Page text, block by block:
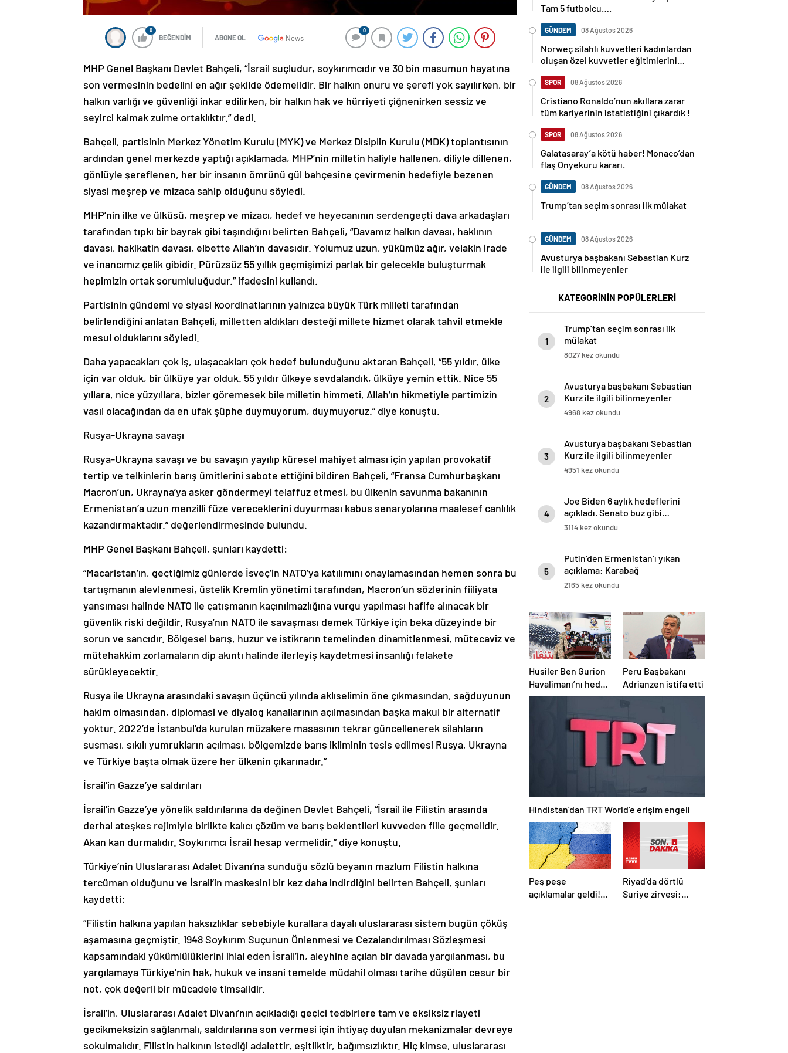
0
BEĞENDİM ABONE OL News
0
MHP Genel Başkanı Devlet Bahçeli, “İsrail suçludur, soykırımcıdır ve 30 bin masumun hayatına
son vermesinin bedelini en ağır şekilde ödemelidir. Bir halkın onuru ve şerefi yok sayılırken, bir
halkın varlığı ve güvenliği inkar edilirken, bir halkın hak ve hürriyeti çiğnenirken sessiz ve
seyirci kalmak zulme ortaklıktır.” dedi.
Bahçeli, partisinin Merkez Yönetim Kurulu (MYK) ve Merkez Disiplin Kurulu (MDK) toplantısının
ardından genel merkezde yaptığı açıklamada, MHP’nin milletin haliyle hallenen, diliyle dillenen,
gönlüyle şereflenen, her bir insanın ömrünü gül bahçesine çevirmenin hedefiyle bezenen
siyasi meşrep ve mizaca sahip olduğunu söyledi.
MHP’nin ilke ve ülküsü, meşrep ve mizacı, hedef ve heyecanının serdengeçti dava arkadaşları
tarafından tıpkı bir bayrak gibi taşındığını belirten Bahçeli, “Davamız halkın davası, haklının
davası, hakikatin davası, elbette Allah’ın davasıdır. Yolumuz uzun, yükümüz ağır, velakin irade
ve inancımız çelik gibidir. Pürüzsüz 55 yıllık geçmişimizi parlak bir gelecekle buluşturmak
hepimizin ortak sorumluluğudur.” ifadesini kullandı.
Partisinin gündemi ve siyasi koordinatlarının yalnızca büyük Türk milleti tarafından
belirlendiğini anlatan Bahçeli, milletten aldıkları desteği millete hizmet olarak tahvil etmekle
mesul olduklarını söyledi.
Daha yapacakları çok iş, ulaşacakları çok hedef bulunduğunu aktaran Bahçeli, “55 yıldır, ülke
için var olduk, bir ülküye yar olduk. 55 yıldır ülkeye sevdalandık, ülküye yemin ettik. Nice 55
yıllara, nice yüzyıllara, bizler göremesek bile milletin himmeti, Allah’ın hikmetiyle partimizin
vasıl olacağından da en ufak şüphe duymuyorum, duymuyoruz.” diye konuştu.
Rusya-Ukrayna savaşı
Rusya-Ukrayna savaşı ve bu savaşın yayılıp küresel mahiyet alması için yapılan provokatif
tertip ve telkinlerin barış ümitlerini sabote ettiğini bildiren Bahçeli, “Fransa Cumhurbaşkanı
Macron’un, Ukrayna’ya asker göndermeyi telaffuz etmesi, bu ülkenin savunma bakanının
Ermenistan’a uzun menzilli füze vereceklerini duyurması kabus senaryolarına maalesef canlılık
kazandırmaktadır.” değerlendirmesinde bulundu.
MHP Genel Başkanı Bahçeli, şunları kaydetti:
“Macaristan’ın, geçtiğimiz günlerde İsveç’in NATO’ya katılımını onaylamasından hemen sonra bu
tartışmanın alevlenmesi, üstelik Kremlin yönetimi tarafından, Macron’un sözlerinin fiiliyata
yansıması halinde NATO ile çatışmanın kaçınılmazlığına vurgu yapılması hafife alınacak bir
güvenlik riski değildir. Rusya’nın NATO ile savaşması demek Türkiye için beka düzeyinde bir
sorun ve sancıdır. Bölgesel barış, huzur ve istikrarın temelinden dinamitlenmesi, mütecaviz ve
mütehakkim zorlamaların dip akıntı halinde ilerleyiş kaydetmesi insanlığı felakete
sürükleyecektir.
Rusya ile Ukrayna arasındaki savaşın üçüncü yılında aklıselimin öne çıkmasından, sağduyunun
hakim olmasından, diplomasi ve diyalog kanallarının açılmasından başka makul bir alternatif
yoktur. 2022’de İstanbul’da kurulan müzakere masasının tekrar güncellenerek silahların
susması, sıkılı yumrukların açılması, bölgemizde barış ikliminin tesis edilmesi Rusya, Ukrayna
ve Türkiye başta olmak üzere her ülkenin çıkarınadır.”
İsrail’in Gazze’ye saldırıları
İsrail’in Gazze’ye yönelik saldırılarına da değinen Devlet Bahçeli, “İsrail ile Filistin arasında
derhal ateşkes rejimiyle birlikte kalıcı çözüm ve barış beklentileri kuvveden fiile geçmelidir.
Akan kan durmalıdır. Soykırımcı İsrail hesap vermelidir.” diye konuştu.
Türkiye’nin Uluslararası Adalet Divanı’na sunduğu sözlü beyanın mazlum Filistin halkına
tercüman olduğunu ve İsrail’in maskesini bir kez daha indirdiğini belirten Bahçeli, şunları
kaydetti:
“Filistin halkına yapılan haksızlıklar sebebiyle kurallara dayalı uluslararası sistem bugün çöküş
aşamasına geçmiştir. 1948 Soykırım Suçunun Önlenmesi ve Cezalandırılması Sözleşmesi
kapsamındaki yükümlülüklerini ihlal eden İsrail’in, aleyhine açılan bir davada yargılanması, bu
yargılamaya Türkiye’nin hak, hukuk ve insani temelde müdahil olması tarihe düşülen cesur bir
not, çok değerli bir mücadele timsalidir.
İsrail’in, Uluslararası Adalet Divanı’nın açıkladığı geçici tedbirlere tam ve eksiksiz riayeti
gecikmeksizin sağlanmalı, saldırılarına son vermesi için ihtiyaç duyulan mekanizmalar devreye
sokulmalıdır. Filistin halkının istediği adalettir, eşitliktir, bağımsızlıktır. Hiç kimse, uluslararası
Tam 5 futbolcu….
GÜNDEM 08 Ağustos 2026
Norweç silahlı kuvvetleri kadınlardan
oluşan özel kuvvetler eğitimlerini
SPOR 08 Ağustos 2026
Cristiano Ronaldo’nun akıllara zarar
tüm kariyerinin istatistiğini çıkardık !
SPOR 08 Ağustos 2026
Galatasaray’a kötü haber! Monaco’dan
flaş Onyekuru kararı.
GÜNDEM 08 Ağustos 2026
Trump’tan seçim sonrası ilk mülakat
GÜNDEM 08 Ağustos 2026
Avusturya başbakanı Sebastian Kurz
ile ilgili bilinmeyenler
KATEGORİNİN POPÜLERLERİ
1
Trump’tan seçim sonrası ilk
mülakat
8027 kez okundu
2
Avusturya başbakanı Sebastian
Kurz ile ilgili bilinmeyenler
4968 kez okundu
3
Avusturya başbakanı Sebastian
Kurz ile ilgili bilinmeyenler
4951 kez okundu
4
Joe Biden 6 aylık hedeflerini
açıkladı. Senato buz gibi…
3114 kez okundu
5
Putin’den Ermenistan’ı yıkan
açıklama: Karabağ
Azerbaycan’ın ayrılmaz bir
2165 kez okundu
Husiler Ben Gurion
Havalimanı’nı hedef
aldı
Peru Başbakanı
Adrianzen istifa etti
Hindistan’dan TRT World’e erişim engeli
Peş peşe
açıklamalar geldi!
Riyad’da dörtlü
Suriye zirvesi: